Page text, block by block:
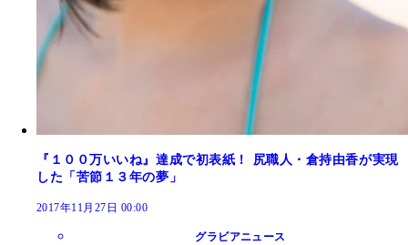
『１００万いいね』達成で初表紙！ 尻職人・倉持由香が実現
した「苦節１３年の夢」
2017年11月27日 00:00
グラビアニュース